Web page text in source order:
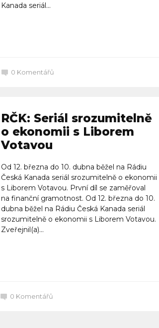
Kanada seriál...
0 Komentářů
RČK: Seriál srozumitelně
o ekonomii s Liborem
Votavou
Od 12. března do 10. dubna běžel na Rádiu
Česká Kanada seriál srozumitelně o ekonomii
s Liborem Votavou. První díl se zaměřoval
na finanční gramotnost. Od 12. března do 10.
dubna běžel na Rádiu Česká Kanada seriál
srozumitelně o ekonomii s Liborem Votavou.
Zveřejnil(a)...
0 Komentářů